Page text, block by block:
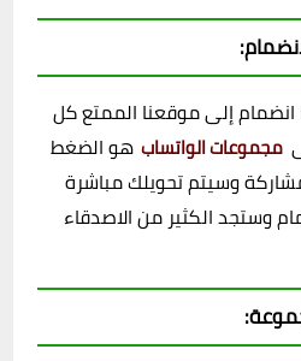
انضمام إلى موقعنا الممتع كل
مجموعات الواتساب هو الضغط
وسيتم تحويلك مباشرة
وستجد الكثير من الاصدقاء